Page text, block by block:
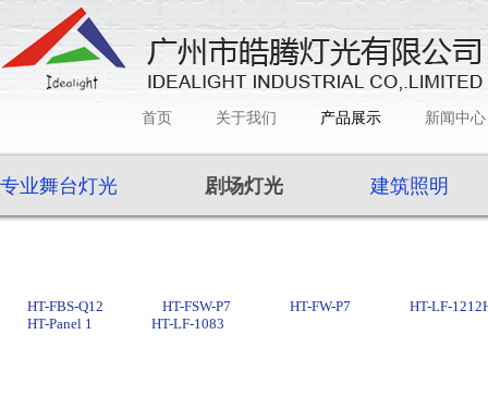
首页 关于我们 产品展示 新闻中心
专业舞台灯光 剧场灯光 建筑照明
HT-FBS-Q12 HT-FSW-P7 HT-FW-P7
HT-LF-
HT-Panel 1
HT-LF-1083